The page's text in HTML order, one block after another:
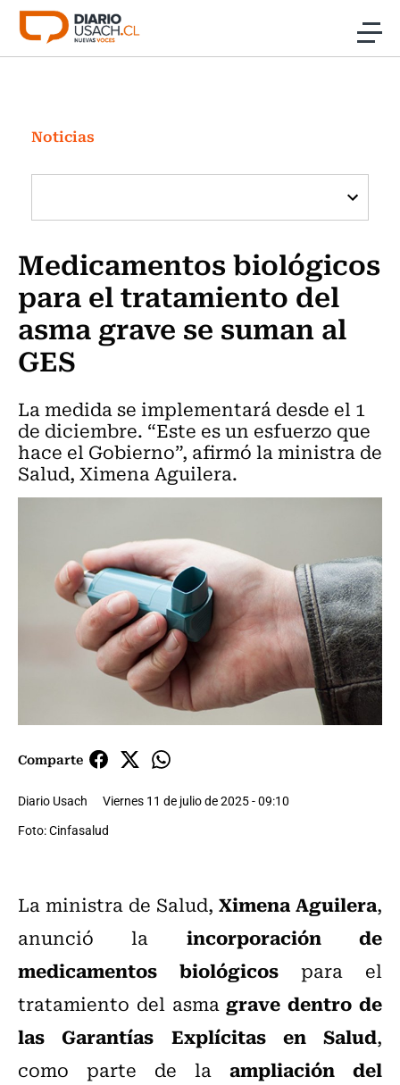
Click acá para ir directamente al contenido
Investigación
Cultura
Programas Radio y TV Usach
Noticias
Medicamentos biológicos
para el tratamiento del
asma grave se suman al
GES
La medida se implementará desde el 1
de diciembre. “Este es un esfuerzo que
hace el Gobierno”, afirmó la ministra de
Salud, Ximena Aguilera.
Comparte
Diario Usach
Viernes 11 de julio de 2025 - 09:10
Foto: Cinfasalud
La ministra de Salud, Ximena Aguilera,
anunció la incorporación de
medicamentos biológicos para el
tratamiento del asmagrave dentro de
las Garantías Explícitas en Salud,
como parte de la ampliación del